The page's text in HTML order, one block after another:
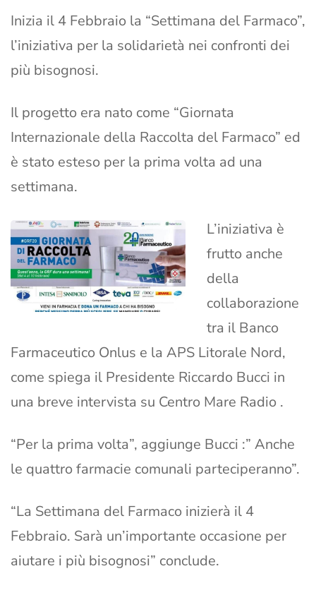
Inizia il 4 Febbraio la “Settimana del Farmaco”,
l’iniziativa per la solidarietà nei confronti dei
più bisognosi.
Il progetto era nato come “Giornata
Internazionale della Raccolta del Farmaco” ed
è stato esteso per la prima volta ad una
settimana.
L’iniziativa è
frutto anche
della
collaborazione
tra il Banco
Farmaceutico Onlus e la APS Litorale Nord,
come spiega il Presidente Riccardo Bucci in
una breve intervista su Centro Mare Radio .
“Per la prima volta”, aggiunge Bucci :” Anche
le quattro farmacie comunali parteciperanno”.
“La Settimana del Farmaco inizierà il 4
Febbraio. Sarà un’importante occasione per
aiutare i più bisognosi” conclude.